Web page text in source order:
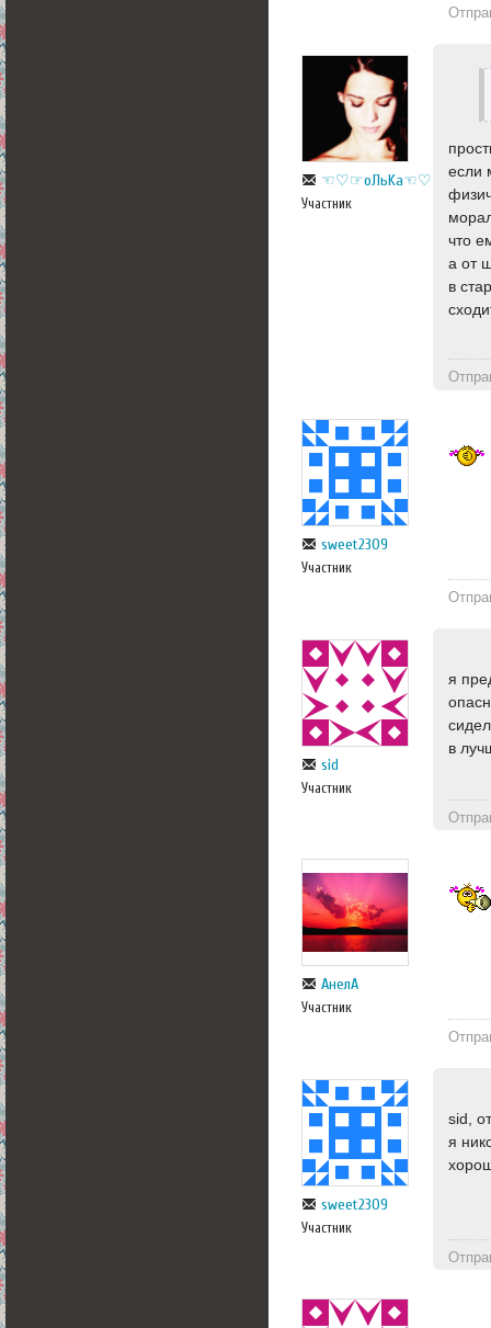
☜♡☞оЛьKa☜♡☞
Участник
если
что
а от
в
sweet2309
Участник
sid
Участник
я
в
АнелА
Участник
sweet2309
Участник
sid,
я